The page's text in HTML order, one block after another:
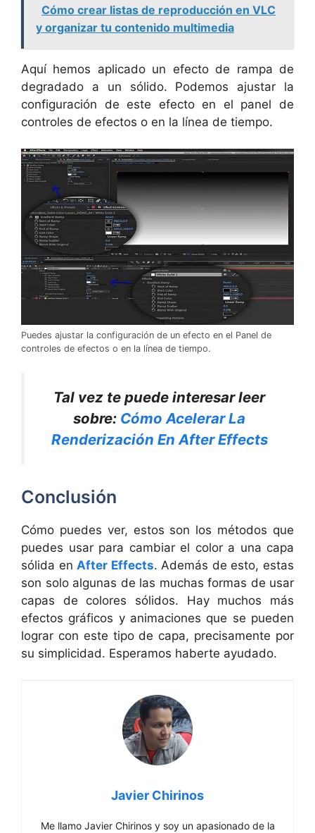
Cómo crear listas de reproducción en VLC
y organizar tu contenido multimedia
Aquí hemos aplicado un efecto de rampa de
degradado a un sólido. Podemos ajustar la
configuración de este efecto en el panel de
controles de efectos o en la línea de tiempo.
Puedes ajustar la configuración de un efecto en el Panel de
controles de efectos o en la línea de tiempo.
Tal vez te puede interesar leer
sobre: Cómo Acelerar La
Renderización En After Effects
Conclusión
Cómo puedes ver, estos son los métodos que
puedes usar para cambiar el color a una capa
sólida en After Effects. Además de esto, estas
son solo algunas de las muchas formas de usar
capas de colores sólidos. Hay muchos más
efectos gráficos y animaciones que se pueden
lograr con este tipo de capa, precisamente por
su simplicidad. Esperamos haberte ayudado.
Javier Chirinos
Me llamo Javier Chirinos y soy un apasionado de la